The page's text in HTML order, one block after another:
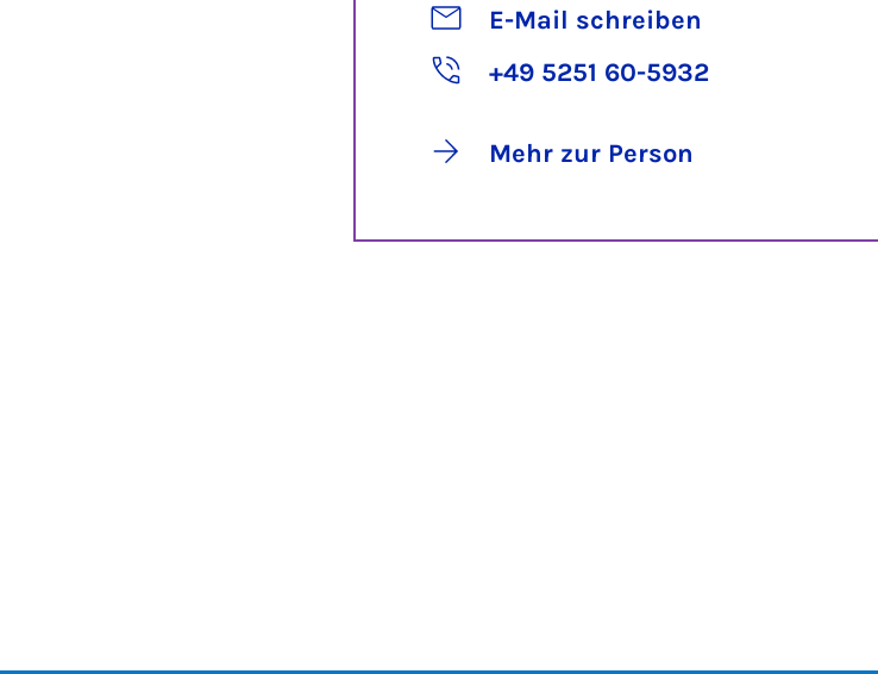
E-Mail schreiben
+49 5251 60-5932
Mehr zur Person